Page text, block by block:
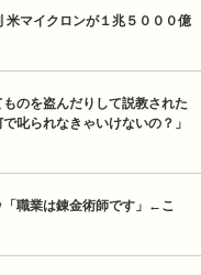
米マイクロンが１兆５０００億
のを盗んだりして説教された
叱られなきゃいけないの？」
「職業は錬金術師です」←こ